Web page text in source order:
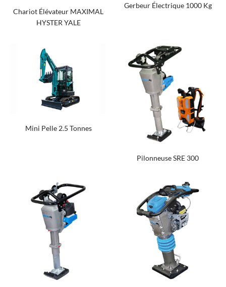
Chariot Élévateur MAXIMAL
HYSTER YALE
Gerbeur Électrique 1000 Kg
Mini Pelle 2.5 Tonnes
Pilonneuse SRE 300